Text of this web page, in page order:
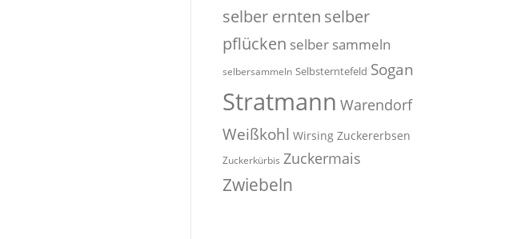
selber ernten selber
pflücken selber sammeln
selbersammeln Selbsterntefeld Sogan
Stratmann Warendorf
Weißkohl Wirsing Zuckererbsen
Zuckerkürbis Zuckermais
Zwiebeln